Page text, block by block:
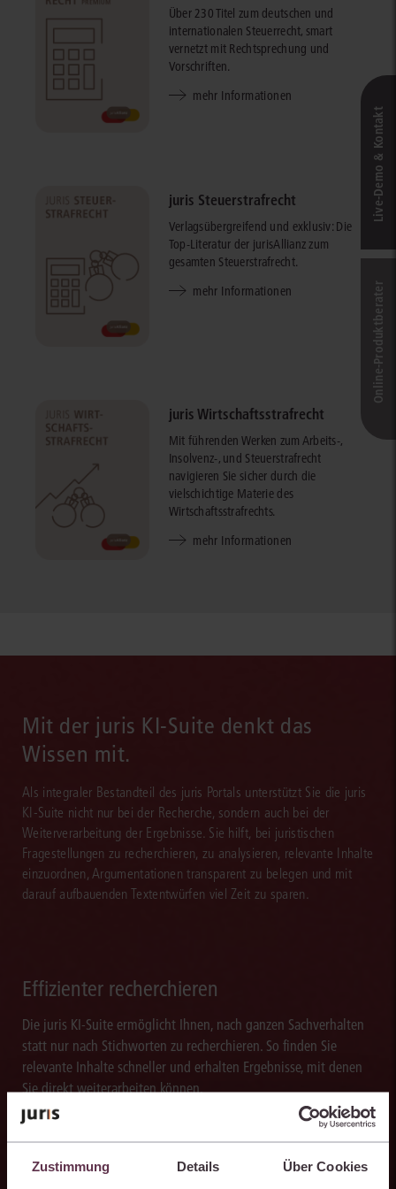
Zustimmung Details Über Cookies
Über 230 Titel zum deutschen und
internationalen Steuerrecht, smart
vernetzt mit Rechtsprechung und
Vorschriften.
mehr Informationen
juris Steuerstrafrecht
Verlagsübergreifend und exklusiv: Die
Top-Literatur der jurisAllianz zum
gesamten Steuerstrafrecht.
mehr Informationen
juris Wirtschaftsstrafrecht
Mit führenden Werken zum Arbeits-,
Insolvenz-, und Steuerstrafrecht
navigieren Sie sicher durch die
vielschichtige Materie des
Wirtschaftsstrafrechts.
mehr Informationen
Mit der juris KI-Suite denkt das
Wissen mit.
Als integraler Bestandteil des juris Portals unterstützt Sie die juris
KI-Suite nicht nur bei der Recherche, sondern auch bei der
Weiterverarbeitung der Ergebnisse. Sie hilft, bei juristischen
Fragestellungen zu recherchieren, zu analysieren, relevante Inhalte
einzuordnen, Argumentationen transparent zu belegen und mit
darauf aufbauenden Textentwürfen viel Zeit zu sparen.
Effizienter recherchieren
Die juris KI-Suite ermöglicht Ihnen, nach ganzen Sachverhalten
statt nur nach Stichworten zu recherchieren. So finden Sie
relevante Inhalte schneller und erhalten Ergebnisse, mit denen
Sie direkt weiterarbeiten können.
Live‑Demo & Kontakt
Online-Produkt­berater